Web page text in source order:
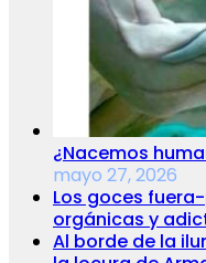
¿Nacemos
mayo 27, 2026
Los goces
orgánicas y
Al borde de la